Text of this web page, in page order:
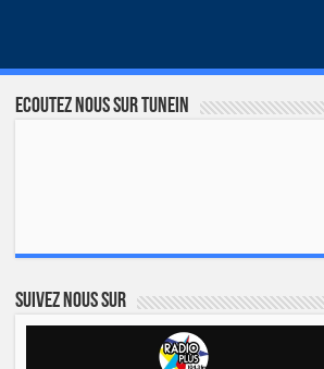
Ecoutez nous sur TuneIn
Suivez nous sur